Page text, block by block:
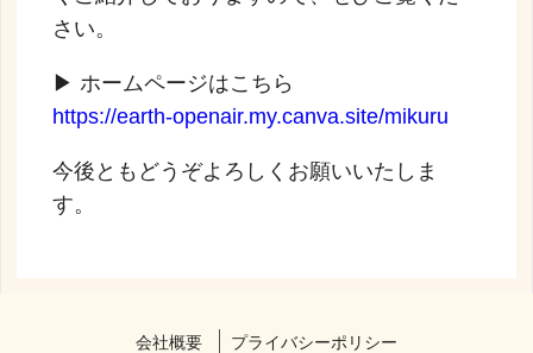
さい。
▶ ホームページはこちら
https://earth-openair.my.canva.site/mikuru
今後ともどうぞよろしくお願いいたしま
す。
会社概要 プライバシーポリシー